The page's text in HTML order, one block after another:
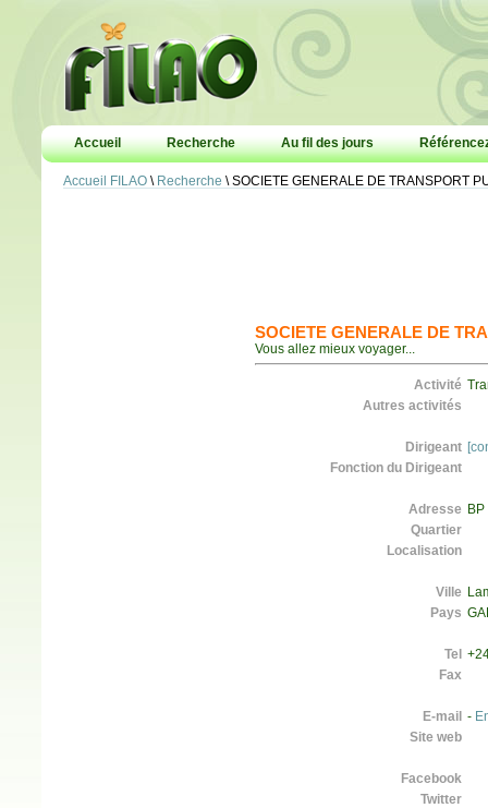
Accueil Recherche Au fil des jours
Accueil FILAO \ Recherche \ SOCIETE GENERALE DE TRANSPORT
SOCIETE GENERALE DE
Vous allez mieux voyager...
Activité
Autres activités
Dirigeant
Fonction du Dirigeant
Adresse BP
Quartier
Localisation
Ville
Pays
Tel
Fax
E-mail -
Site web
Facebook
Twitter